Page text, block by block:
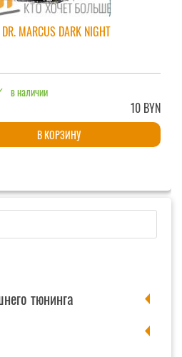
тюнинга
MARCUS DARK NIGHT
в наличии
10 BYN
В КОРЗИНУ